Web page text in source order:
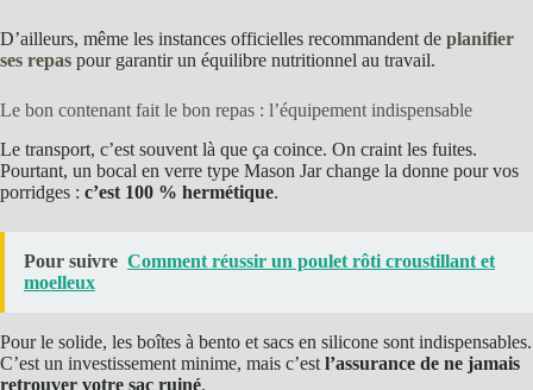
D’ailleurs, même les instances officielles recommandent de planifier
ses repas pour garantir un équilibre nutritionnel au travail.
Le bon contenant fait le bon repas : l’équipement indispensable
Le transport, c’est souvent là que ça coince. On craint les fuites.
Pourtant, un bocal en verre type Mason Jar change la donne pour vos
porridges : c’est 100 % hermétique.
Pour suivre Comment réussir un poulet rôti croustillant et
moelleux
Pour le solide, les boîtes à bento et sacs en silicone sont indispensables.
C’est un investissement minime, mais c’est l’assurance de ne jamais
retrouver votre sac ruiné.